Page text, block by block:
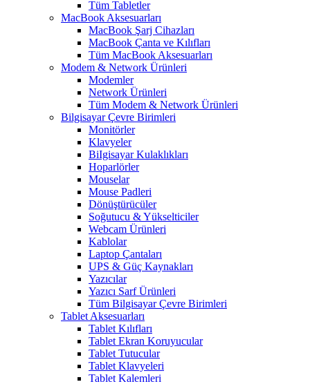
Tüm Tabletler
MacBook Aksesuarları
MacBook Şarj Cihazları
MacBook Çanta ve Kılıfları
Tüm MacBook Aksesuarları
Modem & Network Ürünleri
Modemler
Network Ürünleri
Tüm Modem & Network Ürünleri
Bilgisayar Çevre Birimleri
Monitörler
Klavyeler
BiIgisayar Kulaklıkları
Hoparlörler
Mouselar
Mouse Padleri
Dönüştürücüler
Soğutucu & Yükselticiler
Webcam Ürünleri
Kablolar
Laptop Çantaları
UPS & Güç Kaynakları
Yazıcılar
Yazıcı Sarf Ürünleri
Tüm Bilgisayar Çevre Birimleri
Tablet Aksesuarları
Tablet Kılıfları
Tablet Ekran Koruyucular
Tablet Tutucular
Tablet Klavyeleri
Tablet Kalemleri